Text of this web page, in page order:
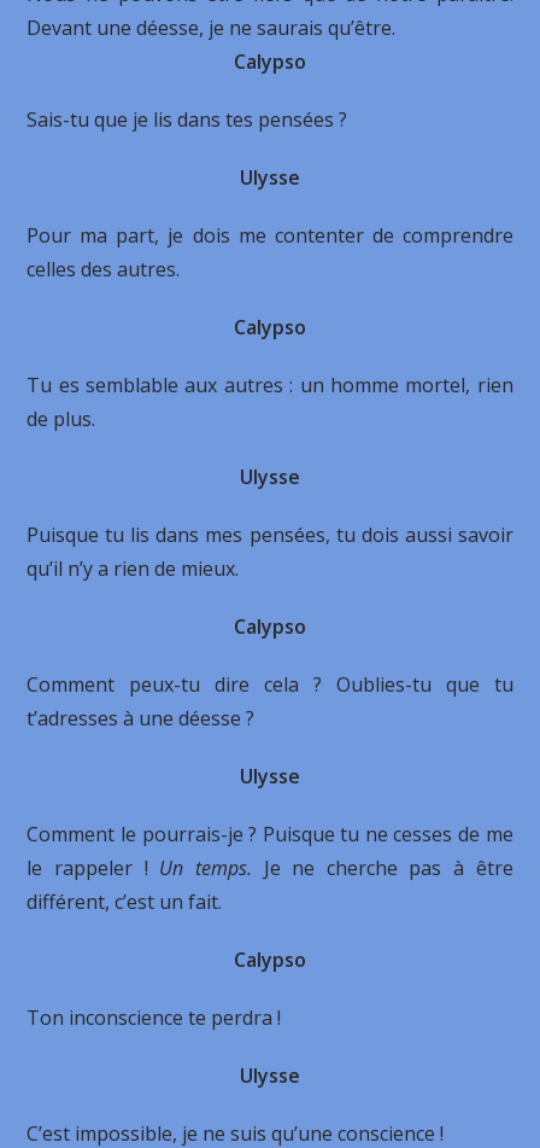
Devant une déesse, je ne saurais qu’être.
Calypso
Sais-tu que je lis dans tes pensées ?
Ulysse
Pour ma part, je dois me contenter de comprendre
celles des autres.
Calypso
Tu es semblable aux autres : un homme mortel, rien
de plus.
Ulysse
Puisque tu lis dans mes pensées, tu dois aussi savoir
qu’il n’y a rien de mieux.
Calypso
Comment peux-tu dire cela ? Oublies-tu que tu
t’adresses à une déesse ?
Ulysse
Comment le pourrais-je ? Puisque tu ne cesses de me
le rappeler ! Un temps. Je ne cherche pas à être
différent, c’est un fait.
Calypso
Ton inconscience te perdra !
Ulysse
C’est impossible, je ne suis qu’une conscience !